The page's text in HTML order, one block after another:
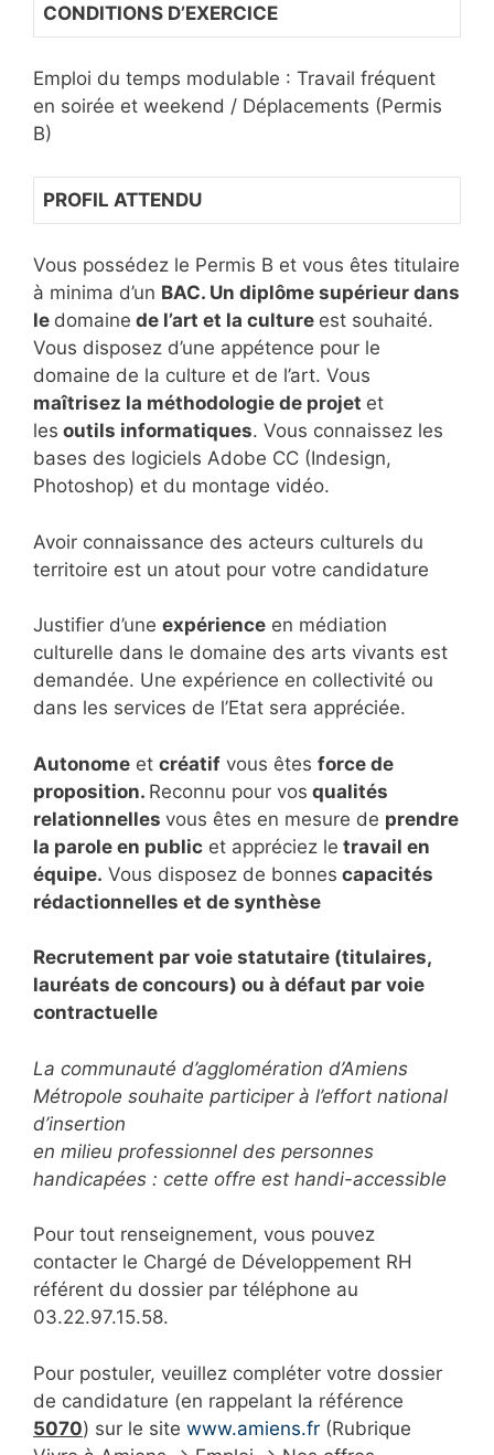
CONDITIONS D’EXERCICE
Emploi du temps modulable : Travail fréquent
en soirée et weekend / Déplacements (Permis
B)
PROFIL ATTENDU
Vous possédez le Permis B et vous êtes titulaire
à minima d’un BAC. Un diplôme supérieur dans
le domaine de l’art et la culture est souhaité.
Vous disposez d’une appétence pour le
domaine de la culture et de l’art. Vous
maîtrisez la méthodologie de projet et
les outils informatiques. Vous connaissez les
bases des logiciels Adobe CC (Indesign,
Photoshop) et du montage vidéo.
Avoir connaissance des acteurs culturels du
territoire est un atout pour votre candidature
Justifier d’une expérience en médiation
culturelle dans le domaine des arts vivants est
demandée. Une expérience en collectivité ou
dans les services de l’Etat sera appréciée.
Autonome et créatif vous êtes force de
proposition. Reconnu pour vos qualités
relationnelles vous êtes en mesure de prendre
la parole en public et appréciez le travail en
équipe. Vous disposez de bonnes capacités
rédactionnelles et de synthèse
Recrutement par voie statutaire (titulaires,
lauréats de concours) ou à défaut par voie
contractuelle
La communauté d’agglomération d’Amiens
Métropole souhaite participer à l’effort national
d’insertion
en milieu professionnel des personnes
handicapées : cette offre est handi-accessible
Pour tout renseignement, vous pouvez
contacter le Chargé de Développement RH
référent du dossier par téléphone au
03.22.97.15.58.
Pour postuler, veuillez compléter votre dossier
de candidature (en rappelant la référence
5070) sur le site www.amiens.fr (Rubrique